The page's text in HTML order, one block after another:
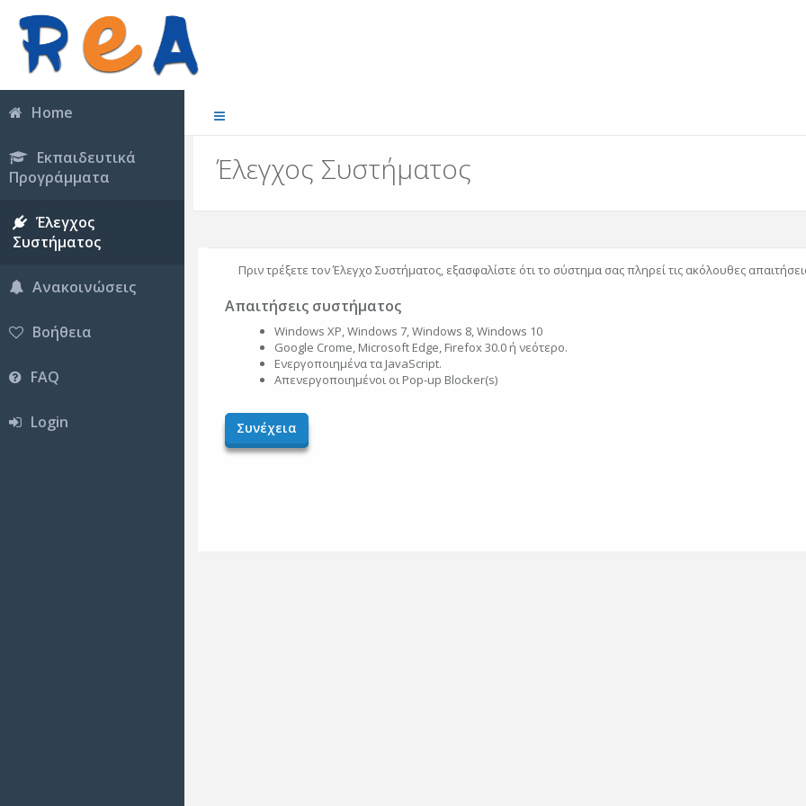
Home
Εκπαιδευτικά
Προγράμματα
Έλεγχος
Συστήματος
Ανακοινώσεις
Βοήθεια
FAQ
Login
Έλεγχος Συστήματος
Πριν τρέξετε τον Έλεγχο Συστήματος, εξασφαλίστε ότι το σύστημα σας πληρεί τις ακόλουθες
Απαιτήσεις συστήματος
Windows XP, Windows 7, Windows 8, Windows 10
Google Crome, Microsoft Edge, Firefox 30.0 ή νεότερο.
Ενεργοποιημένα τα JavaScript.
Απενεργοποιημένοι οι Pop-up Blocker(s)
Συνέχεια